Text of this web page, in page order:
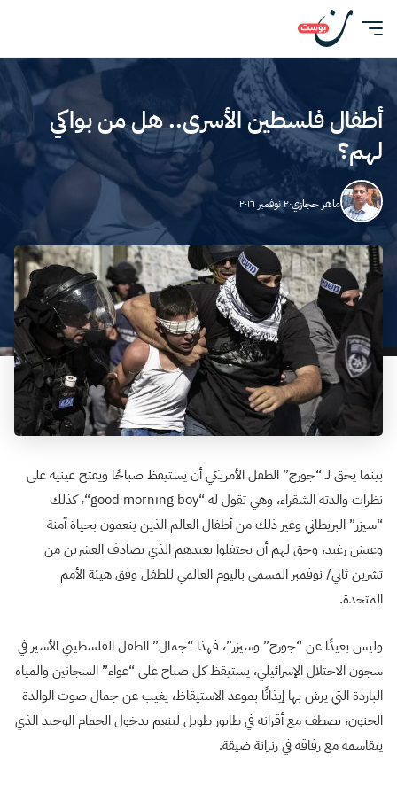
أطفال فلسطين الأسرى.. هل من بواكي
لهم؟
ماهر حجازي٢٠ نوفمبر ٢٠١٦
بينما يحق لـ “جورج” الطفل الأمريكي أن يستيقظ صباحًا ويفتح عينيه على
نظرات والدته الشقراء، وهي تقول له “good mornıng boy“، كذلك
“سيزر” البريطاني وغير ذلك من أطفال العالم الذين ينعمون بحياة آمنة
وعيش رغيد، وحق لهم أن يحتفلوا بعيدهم الذي يصادف العشرين من
تشرين ثاني/ نوفمبر المسمى باليوم العالمي للطفل وفق هيئة الأمم
المتحدة.
وليس بعيدًا عن “جورج” وسيزر”، فهذا “جمال” الطفل الفلسطيني الأسير في
سجون الاحتلال الإسرائيلي، يستيقظ كل صباح على “عواء” السجانين والمياه
الباردة التي يرش بها إيذانًا بموعد الاستيقاظ، يغيب عن جمال صوت الوالدة
الحنون، يصطف مع أقرانه في طابور طويل لينعم بدخول الحمام الوحيد الذي
يتقاسمه مع رفاقه في زنزانة ضيقة.